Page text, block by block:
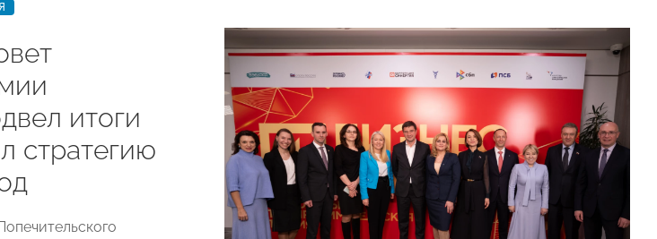
итоги
стратегию